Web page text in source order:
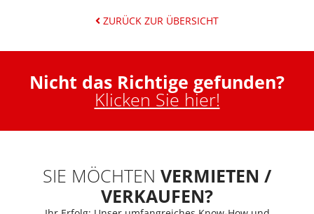
ZURÜCK ZUR ÜBERSICHT
Nicht das Richtige gefunden?
Klicken Sie hier!
SIE MÖCHTEN VERMIETEN /
VERKAUFEN?